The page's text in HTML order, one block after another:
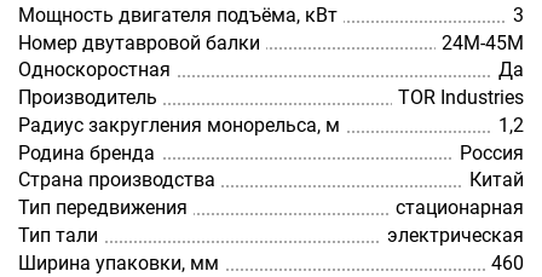
Мощность двигателя подъёма, кВт
3
Номер двутавровой балки
24М-45М
Односкоростная
Да
Производитель
TOR Industries
Радиус закругления монорельса, м
1,2
Родина бренда
Россия
Страна производства
Китай
Тип передвижения
стационарная
Тип тали
электрическая
Ширина упаковки, мм
460